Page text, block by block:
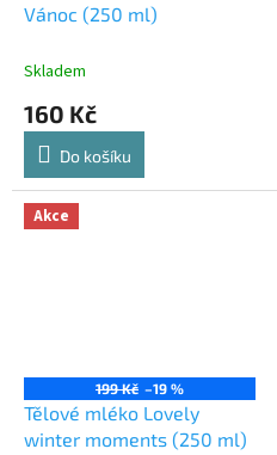
Vánoc (250 ml)
Skladem
160 Kč
Do košíku
Akce
199 Kč –19 %
Tělové mléko Lovely
winter moments (250 ml)